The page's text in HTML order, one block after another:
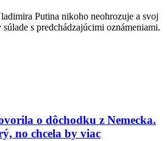
Putina nikoho neohrozuje a svoj
s predchádzajúcimi oznámeniami.
o dôchodku z Nemecka.
no chcela by viac